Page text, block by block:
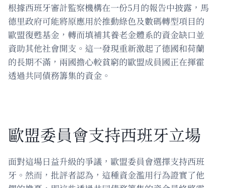
根據西班牙審計監察機構在一份5月的報告中披露，馬
德里政府可能將原應用於推動綠色及數碼轉型項目的
歐盟復甦基金，轉而填補其養老金體系的資金缺口並
資助其他社會開支。這一發現重新激起了德國和荷蘭
的長期不滿，兩國擔心較貧窮的歐盟成員國正在揮霍
透過共同債務籌集的資金。
歐盟委員會支持西班牙立場
面對這場日益升級的爭議，歐盟委員會選擇支持西班
牙。然而，批評者認為，這種資金濫用行為證實了他